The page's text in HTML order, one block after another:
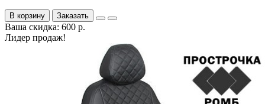
В корзину Заказать
Ваша скидка: 600 р.
Лидер продаж!